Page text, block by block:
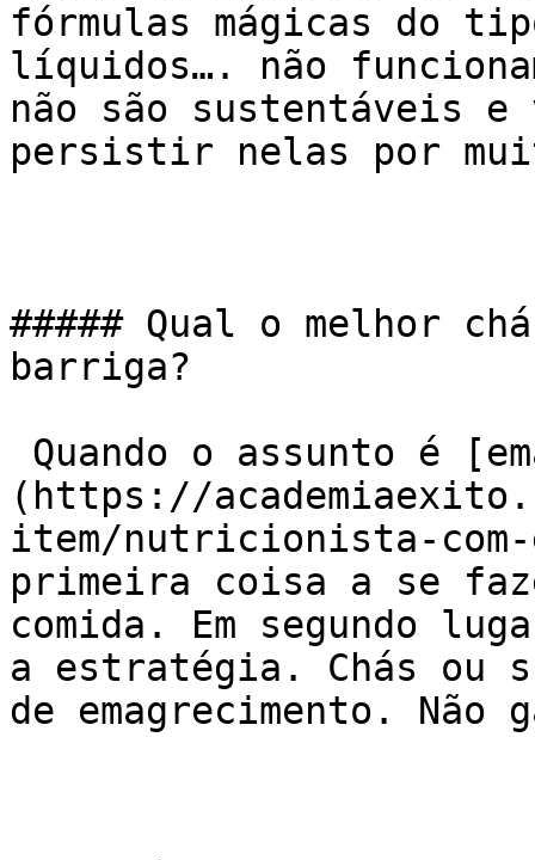
fórmulas mágicas do
líquidos…. não
não são sustentáveis
persistir nelas por
##### Qual o melhor
barriga?
(https://
item/nutricionista-
primeira coisa a se
comida. Em segundo
a estratégia. Chás ou
de emagrecimento.